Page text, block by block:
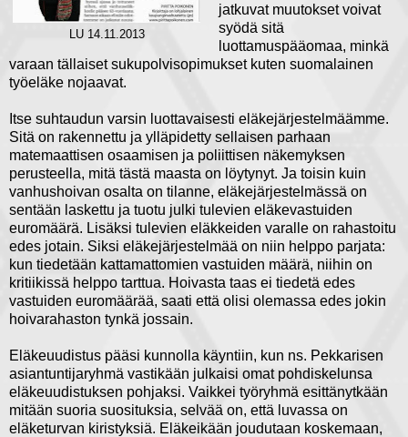
LU 14.11.2013
jatkuvat muutokset voivat
syödä sitä
luottamuspääomaa, minkä
varaan tällaiset sukupolvisopimukset kuten suomalainen
työeläke nojaavat.
Itse suhtaudun varsin luottavaisesti eläkejärjestelmäämme.
Sitä on rakennettu ja ylläpidetty sellaisen parhaan
matemaattisen osaamisen ja poliittisen näkemyksen
perusteella, mitä tästä maasta on löytynyt. Ja toisin kuin
vanhushoivan osalta on tilanne, eläkejärjestelmässä on
sentään laskettu ja tuotu julki tulevien eläkevastuiden
euromäärä. Lisäksi tulevien eläkkeiden varalle on rahastoitu
edes jotain. Siksi eläkejärjestelmää on niin helppo parjata:
kun tiedetään kattamattomien vastuiden määrä, niihin on
kritiikissä helppo tarttua. Hoivasta taas ei tiedetä edes
vastuiden euromäärää, saati että olisi olemassa edes jokin
hoivarahaston tynkä jossain.
Eläkeuudistus pääsi kunnolla käyntiin, kun ns. Pekkarisen
asiantuntijaryhmä vastikään julkaisi omat pohdiskelunsa
eläkeuudistuksen pohjaksi. Vaikkei työryhmä esittänytkään
mitään suoria suosituksia, selvää on, että luvassa on
eläketurvan kiristyksiä. Eläkeikään joudutaan koskemaan,